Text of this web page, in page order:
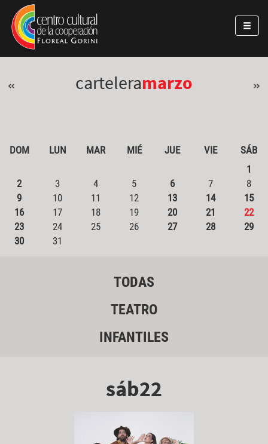
Pasar al contenido principal
Jump to main content
« carteleramarzo »
DOM LUN MAR MIÉ JUE VIE
SÁB
1
2
3 4 5 6 7
8
9
10 11 12 13 14
15
16
17 18 19 20 21
22
23
24 25 26 27 28
29
30
31
TODAS
TEATRO
INFANTILES
sáb22